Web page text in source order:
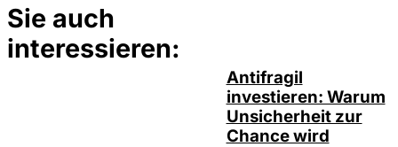
Sie auch
interessieren:
Antifragil
investieren: Warum
Unsicherheit zur
Chance wird